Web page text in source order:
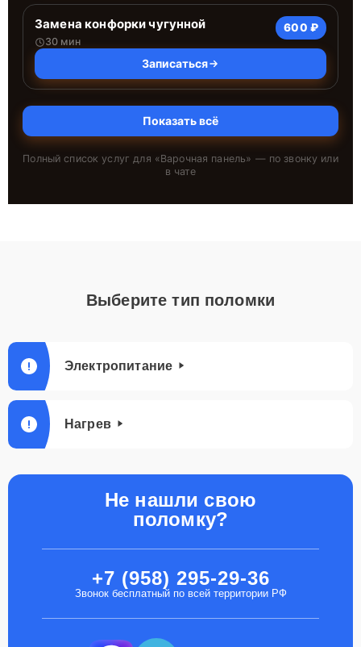
Замена конфорки чугунной
30 мин
600 ₽
Записаться
Показать всё
Полный список услуг для «Варочная панель» — по звонку или
в чате
Выберите тип поломки
Электропитание
Нагрев
Не нашли свою
поломку?
+7 (958) 295-29-36
Звонок бесплатный по всей территории РФ